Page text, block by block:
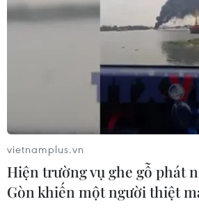
vietnamplus.vn
Hiện trường vụ ghe gỗ phát
Gòn khiến một người thiệt